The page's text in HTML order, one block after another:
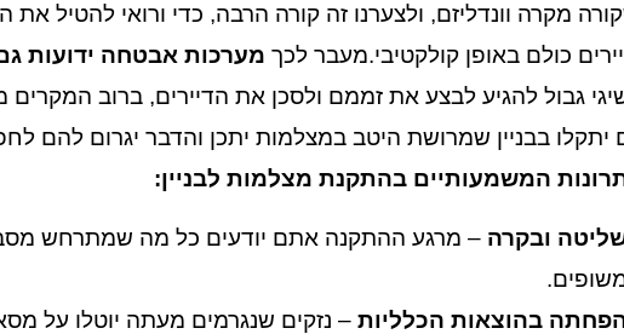
מקרה וונדליזם, ולצערנו זה קורה הרבה, כדי ורואי להטיל
כולם באופן קולקטיבי.מעבר לכך מערכות אבטחה ידועות
גבול להגיע לבצע את זממם ולסכן את הדיירים, ברוב
יתקלו בבניין שמרושת היטב במצלמות יתכן והדבר יגרום להם
המשמעותיים בהתקנת מצלמות לבניין:
ובקרה – מרגע ההתקנה אתם יודעים כל מה שמתרחש מסביב
בהוצאות הכלליות – נזקים שנגרמים מעתה יוטלו על